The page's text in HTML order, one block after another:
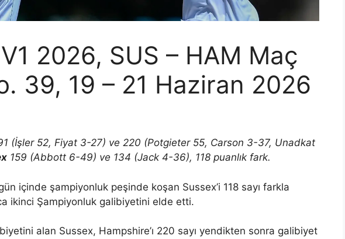
2026, SUS – HAM Maç
39, 19 – 21 Haziran 2026
(İşler 52, Fiyat 3-27) ve 220 (Potgieter 55, Carson 3-37, Unadkat
159 (Abbott 6-49) ve 134 (Jack 4-36), 118 puanlık fark.
içinde şampiyonluk peşinde koşan Sussex’i 118 sayı farkla
ikinci Şampiyonluk galibiyetini elde etti.
alan Sussex, Hampshire’ı 220 sayı yendikten sonra galibiyet